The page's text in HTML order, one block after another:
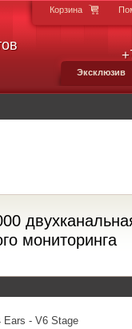
Корзина
Эксклюзив
мониторинга
Ears - V6 Stage